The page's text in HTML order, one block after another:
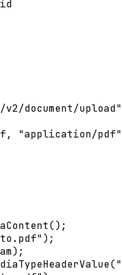
v2/document/upload"
"application/pdf"
();
);
(